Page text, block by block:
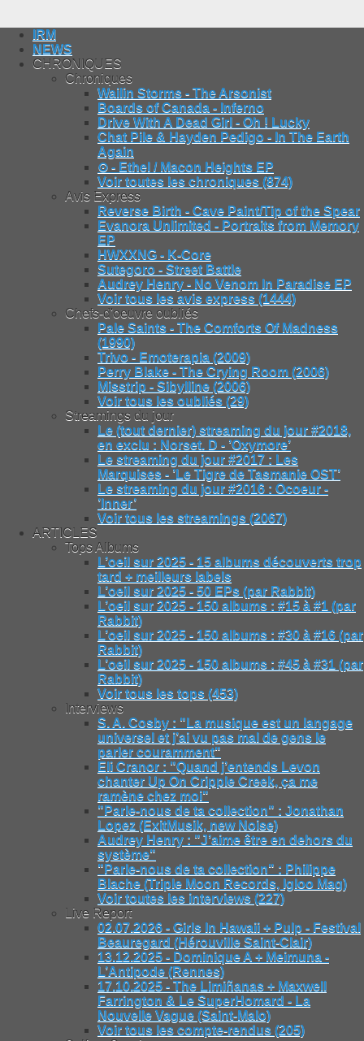
IRM
NEWS
CHRONIQUES
Chroniques
Wailin Storms - The Arsonist
Boards of Canada - Inferno
Drive With A Dead Girl - Oh ! Lucky
Chat Pile & Hayden Pedigo - In The Earth
Again
⊙ - Ethel / Macon Heights EP
Voir toutes les chroniques (874)
Avis Express
Reverse Birth - Cave Paint/Tip of the Spear
Evanora Unlimited - Portraits from Memory
EP
HWXXNG - K-Core
Sutegoro - Street Battle
Audrey Henry - No Venom In Paradise EP
Voir tous les avis express (1444)
Chefs-d'oeuvre oubliés
Pale Saints - The Comforts Of Madness
(1990)
Trivo - Emoterapia (2009)
Perry Blake - The Crying Room (2006)
Misstrip - Sibylline (2006)
Voir tous les oubliés (29)
Streamings du jour
Le (tout dernier) streaming du jour #2018,
en exclu : Norset. D - ’Oxymore’
Le streaming du jour #2017 : Les
Marquises - ’Le Tigre de Tasmanie OST’
Le streaming du jour #2016 : Ocoeur -
’Inner’
Voir tous les streamings (2067)
ARTICLES
Tops Albums
L’oeil sur 2025 - 15 albums découverts trop
tard + meilleurs labels
L’oeil sur 2025 - 50 EPs (par Rabbit)
L’oeil sur 2025 - 150 albums : #15 à #1 (par
Rabbit)
L’oeil sur 2025 - 150 albums : #30 à #16 (par
Rabbit)
L’oeil sur 2025 - 150 albums : #45 à #31 (par
Rabbit)
Voir tous les tops (453)
Interviews
S. A. Cosby : "La musique est un langage
universel et j’ai vu pas mal de gens le
parler couramment"
Eli Cranor : "Quand j’entends Levon
chanter Up On Cripple Creek, ça me
ramène chez moi"
"Parle-nous de ta collection" : Jonathan
Lopez (ExitMusik, new Noise)
Audrey Henry : "J’aime être en dehors du
système"
"Parle-nous de ta collection" : Philippe
Blache (Triple Moon Records, Igloo Mag)
Voir toutes les interviews (227)
Live Report
02.07.2026 - Girls In Hawaii + Pulp - Festival
Beauregard (Hérouville Saint-Clair)
13.12.2025 - Dominique A + Meimuna -
L’Antipode (Rennes)
17.10.2025 - The Limiñanas + Maxwell
Farrington & Le SuperHomard - La
Nouvelle Vague (Saint-Malo)
Voir tous les compte-rendus (205)